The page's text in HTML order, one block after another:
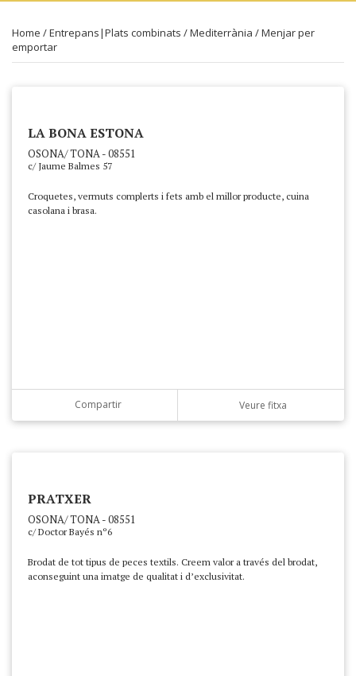
Home /Entrepans|Plats combinats /Mediterrània /Menjar per
emportar
LA BONA ESTONA
OSONA/ TONA - 08551
c/ Jaume Balmes 57
Croquetes, vermuts complerts i fets amb el millor producte, cuina
casolana i brasa.
Compartir Veure fitxa
PRATXER
OSONA/ TONA - 08551
c/ Doctor Bayés nº6
Brodat de tot tipus de peces textils. Creem valor a través del brodat,
aconseguint una imatge de qualitat i d’exclusivitat.